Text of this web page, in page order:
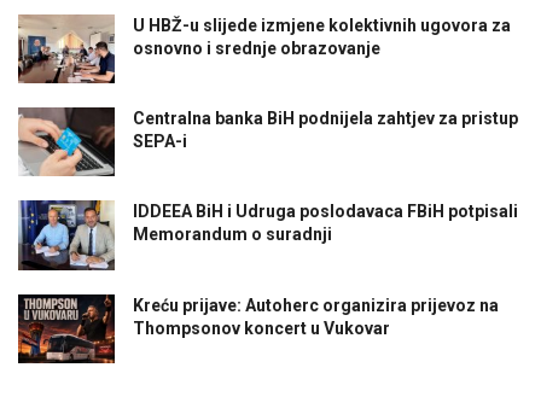
U HBŽ-u slijede izmjene kolektivnih ugovora za
osnovno i srednje obrazovanje
Centralna banka BiH podnijela zahtjev za pristup
SEPA-i
IDDEEA BiH i Udruga poslodavaca FBiH potpisali
Memorandum o suradnji
Kreću prijave: Autoherc organizira prijevoz na
Thompsonov koncert u Vukovar